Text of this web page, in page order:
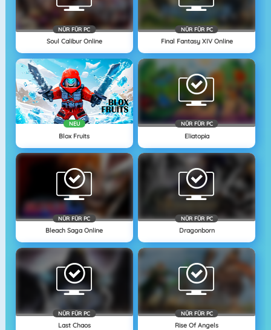
NÜR FÜR PC
Soul Calibur Online
NÜR FÜR PC
Final Fantasy XIV Online
NEU
Blox Fruits
NÜR FÜR PC
Eliatopia
NÜR FÜR PC
Bleach Saga Online
NÜR FÜR PC
Dragonborn
NÜR FÜR PC
Last Chaos
NÜR FÜR PC
Rise Of Angels